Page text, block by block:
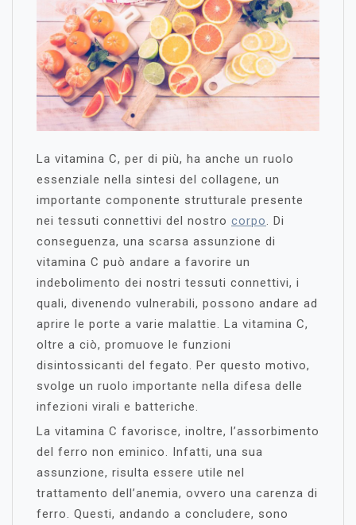
La vitamina C, per di più, ha anche un ruolo
essenziale nella sintesi del collagene, un
importante componente strutturale presente
nei tessuti connettivi del nostro corpo. Di
conseguenza, una scarsa assunzione di
vitamina C può andare a favorire un
indebolimento dei nostri tessuti connettivi, i
quali, divenendo vulnerabili, possono andare ad
aprire le porte a varie malattie. La vitamina C,
oltre a ciò, promuove le funzioni
disintossicanti del fegato. Per questo motivo,
svolge un ruolo importante nella difesa delle
infezioni virali e batteriche.
La vitamina C favorisce, inoltre, l’assorbimento
del ferro non eminico. Infatti, una sua
assunzione, risulta essere utile nel
trattamento dell’anemia, ovvero una carenza di
ferro. Questi, andando a concludere, sono